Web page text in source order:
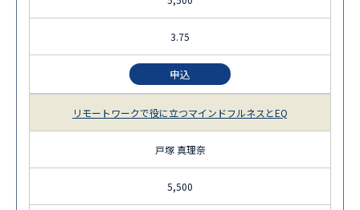
3.75
申込
リモートワークで役に立つマインドフルネスとEQ
戸塚 真理奈
5,500